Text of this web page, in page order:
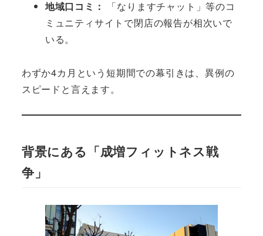
地域口コミ：
「なりますチャット」等のコ
ミュニティサイトで閉店の報告が相次いで
いる。
わずか4カ月という短期間での幕引きは、異例の
スピードと言えます。
背景にある「成増フィットネス戦
争」